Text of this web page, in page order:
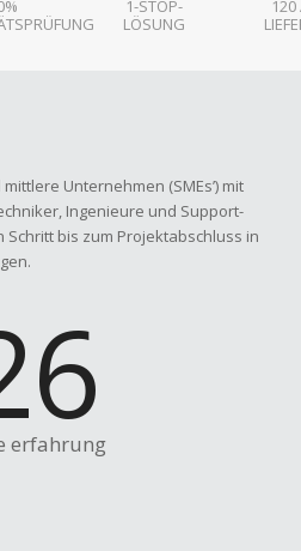
1-STOP-
LÖSUNG
120
Unternehmen (SMEs’) mit
Ingenieure und Support-
bis zum Projektabschluss in
erfahrung